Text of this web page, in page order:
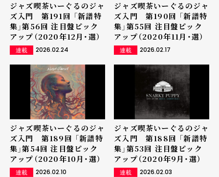
ジャズ喫茶いーぐるのジャ
ズ入門 第191回 「新譜特
集」第56回 注目盤ピック
アップ（2020年12月・選）
連載 2026.02.24
ジャズ喫茶いーぐるのジャ
ズ入門 第190回 「新譜特
集」第55回 注目盤ピック
アップ（2020年11月・選）
連載 2026.02.17
ジャズ喫茶いーぐるのジャ
ズ入門 第189回 「新譜特
集」第54回 注目盤ピック
アップ（2020年10月・選）
連載 2026.02.10
ジャズ喫茶いーぐるのジャ
ズ入門 第188回 「新譜特
集」第53回 注目盤ピック
アップ（2020年9月・選）
連載 2026.02.03